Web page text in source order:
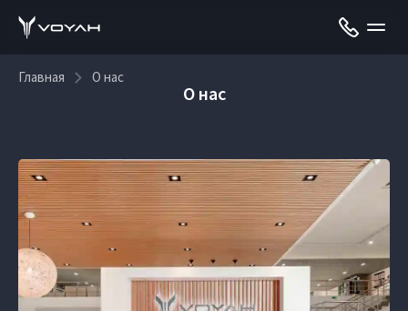
Главная О нас
О нас